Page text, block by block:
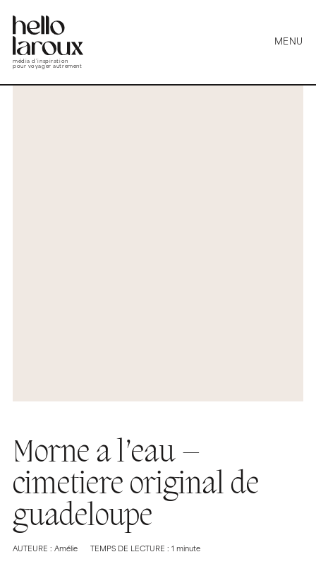
média d’inspiration
pour voyager autrement
MENU
Morne a l’eau –
cimetiere original de
guadeloupe
AUTEURE : Amélie TEMPS DE LECTURE : 1 minute